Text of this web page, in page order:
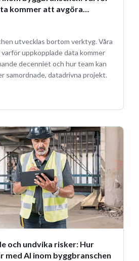
kommer att avgöra
utvecklas bortom verktyg. Våra
uppkopplade data kommer
decenniet och hur team kan
samordnade, datadrivna projekt.
och undvika risker: Hur
med AI inom byggbranschen